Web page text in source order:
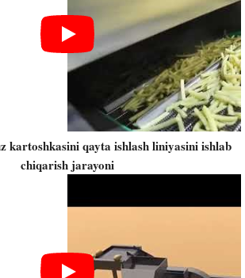
kartoshkasini qayta ishlash liniyasini ishlab
chiqarish jarayoni